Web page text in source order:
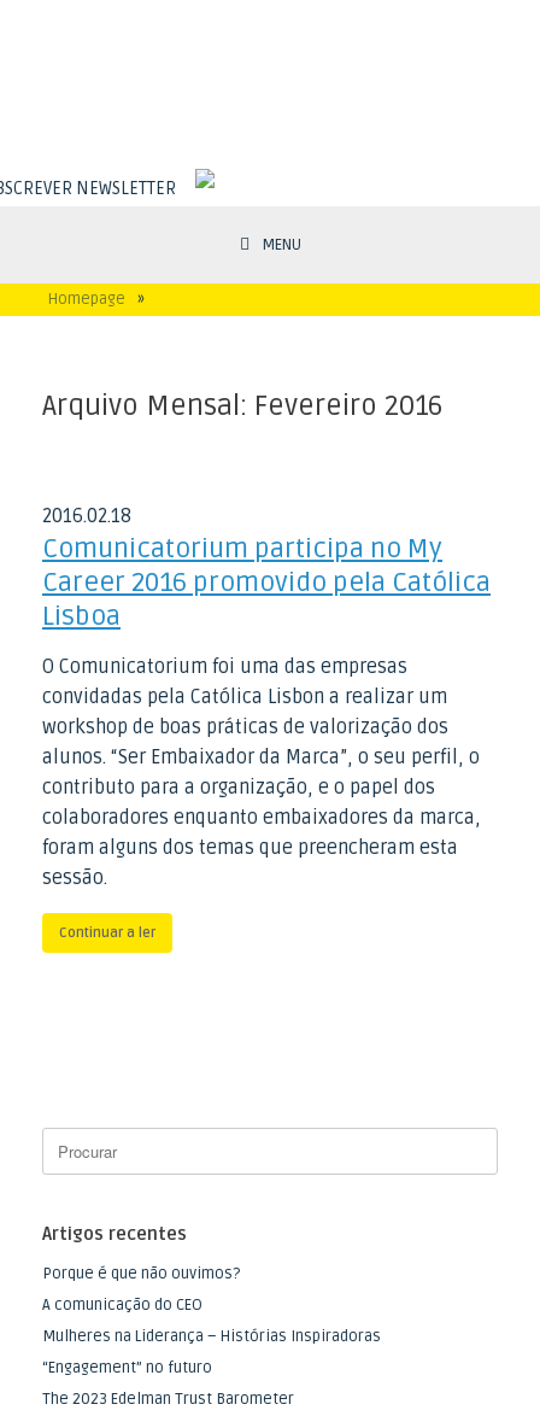
MENU
NEWSLETTER
Homepage »
Arquivo Mensal: Fevereiro 2016
2016.02.18
Comunicatorium participa no My
Career 2016 promovido pela Católica
Lisboa
O Comunicatorium foi uma das empresas
convidadas pela Católica Lisbon a realizar um
workshop de boas práticas de valorização dos
alunos. “Ser Embaixador da Marca”, o seu perfil, o
contributo para a organização, e o papel dos
colaboradores enquanto embaixadores da marca,
foram alguns dos temas que preencheram esta
sessão.
Continuar a ler
Artigos recentes
Porque é que não ouvimos?
A comunicação do CEO
Mulheres na Liderança – Histórias Inspiradoras
“Engagement” no futuro
The 2023 Edelman Trust Barometer